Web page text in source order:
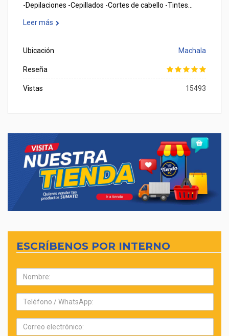
-Depilaciones -Cepillados -Cortes de cabello -Tintes…
Leer más
Ubicación Machala
Reseña
Vistas 15493
ESCRÍBENOS POR INTERNO
Nombre:
Teléfono:
Correo